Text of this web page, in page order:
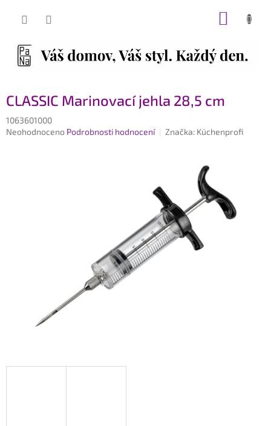
CLASSIC Marinovací jehla 28,5 cm
1063601000
Průměrné
Neohodnoceno Podrobnosti hodnocení Značka: Küchenprofi